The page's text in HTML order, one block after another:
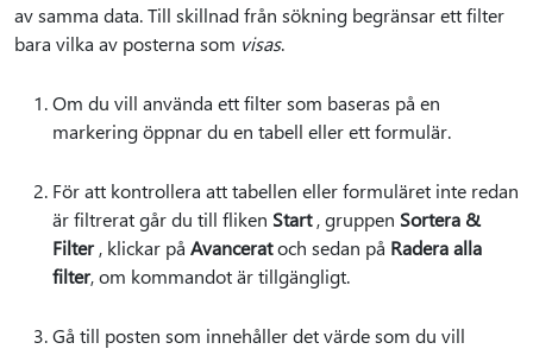
av samma data. Till skillnad från sökning begränsar ett filter
bara vilka av posterna som visas.
Om du vill använda ett filter som baseras på en
markering öppnar du en tabell eller ett formulär.
För att kontrollera att tabellen eller formuläret inte redan
är filtrerat går du till fliken Start, gruppen Sortera &
Filter, klickar på Avanceratoch sedan på Radera alla
filter, om kommandot är tillgängligt.
Gå till posten som innehåller det värde som du vill